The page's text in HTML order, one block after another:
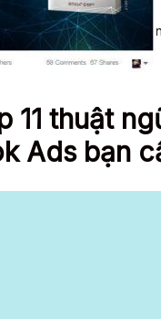
gửi follow, nhắn tin, nuôi
11 thuật
Ads bạn